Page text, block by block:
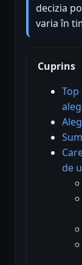
decizia
varia în
Cuprins
de